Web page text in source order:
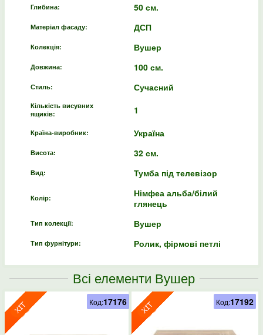
Глибина: 50 см.
Матеріал фасаду: ДСП
Колекція: Вушер
Довжина: 100 см.
Стиль: Сучасний
Кількість висувних
ящиків:
1
Країна-виробник: Україна
Висота: 32 см.
Вид: Тумба під телевізор
Колір:
Німфеа альба/білий
глянець
Тип колекції: Вушер
Тип фурнітури: Ролик, фірмові петлі
Всі елементи Вушер
Код:17176 Код:17192